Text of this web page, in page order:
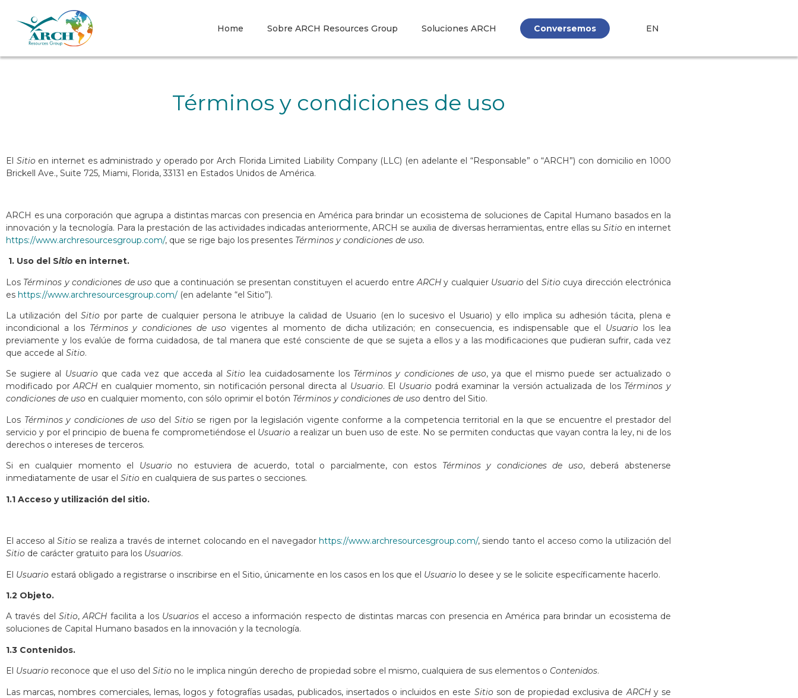
Home Sobre ARCH Resources Group Soluciones ARCH Conversemos EN
Términos y condiciones de uso
El Sitioen internet es administrado y operado por Arch Florida Limited Liability Company (LLC) (en adelante el “Responsable” o “ARCH”) con domicilio en 1000
Brickell Ave., Suite 725, Miami, Florida, 33131 en Estados Unidos de América.
ARCH es una corporación que agrupa a distintas marcas con presencia en América para brindar un ecosistema de soluciones de Capital Humano basados en la
innovación y la tecnología. Para la prestación de las actividades indicadas anteriormente, ARCH se auxilia de diversas herramientas, entre ellas su Sitio en internet
https://www.archresourcesgroup.com/, que se rige bajo los presentes Términos y condiciones de uso.
1. Uso del Sitio en internet.
Los Términos y condiciones de usoque a continuación se presentan constituyen el acuerdo entre ARCHy cualquier Usuario del Sitiocuya dirección electrónica
es https://www.archresourcesgroup.com/ (en adelante “el Sitio”).
La utilización delSitio por parte de cualquier persona le atribuye la calidad de Usuario (en lo sucesivo el Usuario) y ello implica su adhesión tácita, plena e
incondicional a los Términos y condiciones de uso vigentes al momento de dicha utilización; en consecuencia, es indispensable que el Usuario los lea
previamente y los evalúe de forma cuidadosa, de tal manera que esté consciente de que se sujeta a ellos y a las modificaciones que pudieran sufrir, cada vez
que accede al Sitio.
Se sugiere al Usuarioque cada vez que acceda alSitio lea cuidadosamente los Términos y condiciones de uso, ya que el mismo puede ser actualizado o
modificado porARCH en cualquier momento, sin notificación personal directa al Usuario. El Usuariopodrá examinar la versión actualizada de los Términos y
condiciones de uso en cualquier momento, con sólo oprimir el botón Términos y condiciones de uso dentro del Sitio.
Los Términos y condiciones de usodel Sitiose rigen por la legislación vigente conforme a la competencia territorial en la que se encuentre el prestador del
servicio y por el principio de buena fe comprometiéndose el Usuario a realizar un buen uso de este. No se permiten conductas que vayan contra la ley, ni de los
derechos o intereses de terceros.
Si en cualquier momento el Usuariono estuviera de acuerdo, total o parcialmente, con estos Términos y condiciones de uso, deberá abstenerse
inmediatamente de usar el Sitio en cualquiera de sus partes o secciones.
1.1 Acceso y utilización del sitio.
El acceso alSitio se realiza a través de internet colocando en el navegadorhttps://www.archresourcesgroup.com/, siendo tanto el acceso como la utilización del
Sitio de carácter gratuito para los Usuarios.
El Usuario estará obligado a registrarse o inscribirse en el Sitio, únicamente en los casos en los que el Usuario lo desee y se le solicite específicamente hacerlo.
1.2 Objeto.
A través delSitio,ARCH facilita a los Usuariosel acceso a información respecto de distintas marcas con presencia en América para brindar un ecosistema de
soluciones de Capital Humano basados en la innovación y la tecnología.
1.3 Contenidos.
El Usuario reconoce que el uso del Sitio no le implica ningún derecho de propiedad sobre el mismo, cualquiera de sus elementos o Contenidos.
Las marcas, nombres comerciales, lemas, logos y fotografías usadas, publicados, insertados o incluidos en este Sitioson de propiedad exclusiva deARCHy se